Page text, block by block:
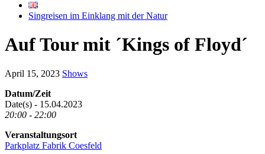
Singreisen im Einklang mit der Natur
Auf Tour mit ´Kings of Floyd´
April 15, 2023 Shows
Datum/Zeit
Date(s) - 15.04.2023
20:00 - 22:00
Veranstaltungsort
Parkplatz Fabrik Coesfeld